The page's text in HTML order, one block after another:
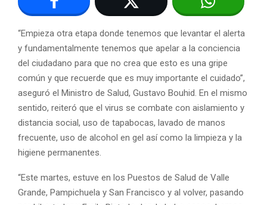
“Empieza otra etapa donde tenemos que levantar el alerta
y fundamentalmente tenemos que apelar a la conciencia
del ciudadano para que no crea que esto es una gripe
común y que recuerde que es muy importante el cuidado”,
aseguró el Ministro de Salud, Gustavo Bouhid. En el mismo
sentido, reiteró que el virus se combate con aislamiento y
distancia social, uso de tapabocas, lavado de manos
frecuente, uso de alcohol en gel así como la limpieza y la
higiene permanentes.
“Este martes, estuve en los Puestos de Salud de Valle
Grande, Pampichuela y San Francisco y al volver, pasando